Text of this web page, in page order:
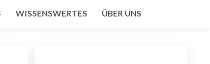
WISSENSWERTES ÜBER UNS